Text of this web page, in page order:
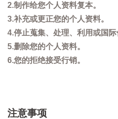
2.制作给您个人资料复本。
3.补充或更正您的个人资料。
4.停止蒐集、处理、利用或国际
5.删除您的个人资料。
6.您的拒绝接受行销。
注意事项